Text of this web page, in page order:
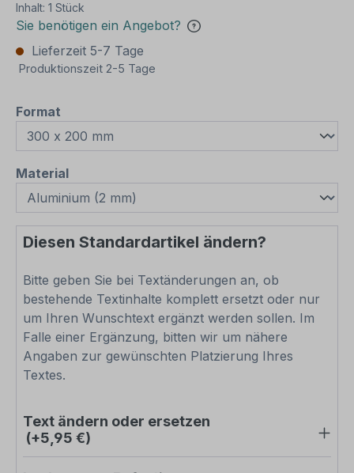
Inhalt: 1 Stück
Sie benötigen ein Angebot?
Lieferzeit 5-7 Tage
Produktionszeit 2-5 Tage
Format
Materialauswählen
Diesen Standardartikel ändern?
Bitte geben Sie bei Textänderungen an, ob
bestehende Textinhalte komplett ersetzt oder nur
um Ihren Wunschtext ergänzt werden sollen. Im
Falle einer Ergänzung, bitten wir um nähere
Angaben zur gewünschten Platzierung Ihres
Textes.
Text ändern oder ersetzen
(+5,95 €)